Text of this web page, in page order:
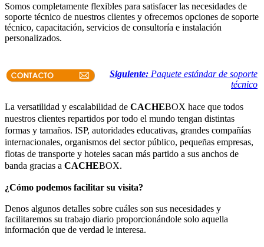
Somos completamente flexibles para satisfacer las necesidades de
soporte técnico de nuestros clientes y ofrecemos opciones de soporte
técnico, capacitación, servicios de consultoría e instalación
personalizados.
Siguiente: Paquete estándar de soporte
técnico
La versatilidad y escalabilidad de CACHEBOX hace que todos
nuestros clientes repartidos por todo el mundo tengan distintas
formas y tamaños. ISP, autoridades educativas, grandes compañías
internacionales, organismos del sector público, pequeñas empresas,
flotas de transporte y hoteles sacan más partido a sus anchos de
banda gracias a CACHEBOX.
¿Cómo podemos facilitar su visita?
Denos algunos detalles sobre cuáles son sus necesidades y
facilitaremos su trabajo diario proporcionándole solo aquella
información que de verdad le interesa.